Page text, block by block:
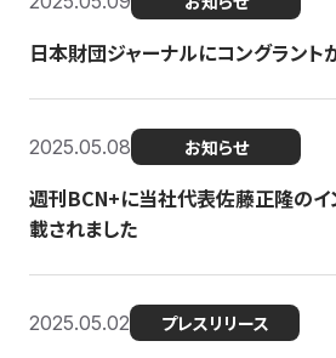
日本財団ジャーナルにコングラント
2025.05.08 お知らせ
週刊BCN+に当社代表佐藤正隆のイ
載されました
2025.05.02 プレスリリース